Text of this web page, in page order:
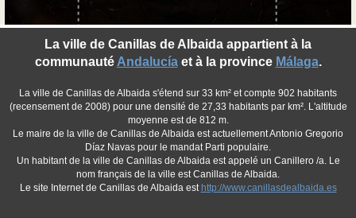
La ville de Canillas de Albaida appartient à la
communauté Andalucíaet à la province Málaga.
La ville de Canillas de Albaida s'étend sur 33 km² et compte 902 habitants
(recensement de 2008) pour une densité de 27,33 habitants par km². L'altitude
moyenne est de 812 m.
Le maire de la ville de Canillas de Albaida est actuellement Antonio Gregorio
Díaz Navas pour le mandat Parti populaire.
Un habitant de la ville de Canillas de Albaida est appelé un Canillero /a. Le
nom français de la ville est Canillas de Albaida.
Le site Internet de Canillas de Albaida est http://www.canillasdealbaida.es